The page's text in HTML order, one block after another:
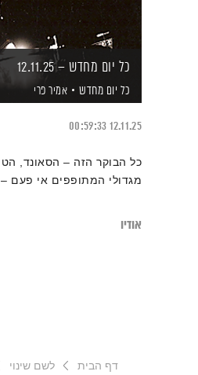
כל יום מחדש – 12.11.25
כל יום מחדש אמיר פרי
12.11.25
00:59:33
כל הבוקר הזה – הסאונד,
מגדולי המתופפים אי פעם – 45 שנה ללכתו של ג׳ון בונהם!
אודיו
דף הבית לשם שינוי